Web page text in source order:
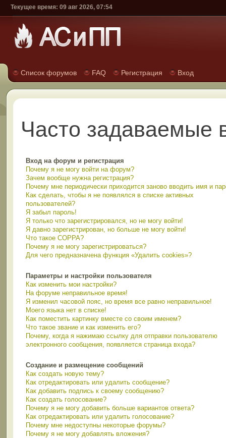
Текущее время: 09 авг 2026, 07:54
Список форумов FAQ Регистрация Вход
Часто задаваемые
Вход на форум и регистрация
Почему я не могу войти на форум?
Зачем вообще нужна регистрация?
Почему мне периодически приходится заново вводить имя и
Как сделать, чтобы я не появлялся в списке активных
пользователей?
Я забыл пароль!
Я только что зарегистрировался, но не могу войти!
Я давно зарегистрирован, но больше не могу войти!
Что такое COPPA?
Почему я не могу зарегистрироваться?
Для чего предназначена функция «Удалить cookies»?
Параметры и настройки пользователя
Как изменить мои настройки?
На форуме неправильное время!
Я изменил часовой пояс, но время все равно неправильное!
Моего языка нет в списке!
Как поместить картинку вместе со своим именем?
Что такое звание и как изменить его?
Почему, когда я нажимаю ссылку для отправки пользователю
электронного сообщения, появляется страница входа?
Создание и размещение сообщений
Как создать новую тему?
Как отредактировать или удалить сообщение?
Как добавить подпись к своему сообщению?
Как создать голосование?
Почему я не могу добавить больше вариантов ответа?
Как отредактировать или удалить голосование?
Почему мне недоступны некоторые форумы?
Почему я не могу добавлять вложения?